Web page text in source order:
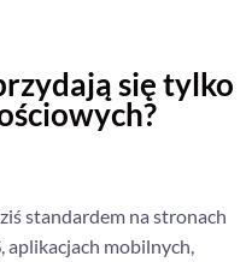
się tylko
standardem na stronach
aplikacjach mobilnych,